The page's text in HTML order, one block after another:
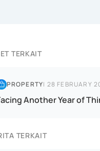
TERKAIT
PROPERTY| 28 FEBRUARY
Another Year of
TERKAIT